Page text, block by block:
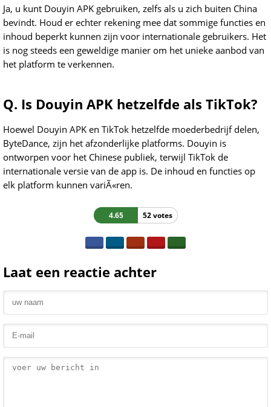
Ja, u kunt Douyin APK gebruiken, zelfs als u zich buiten China
bevindt. Houd er echter rekening mee dat sommige functies en
inhoud beperkt kunnen zijn voor internationale gebruikers. Het
is nog steeds een geweldige manier om het unieke aanbod van
het platform te verkennen.
Q. Is Douyin APK hetzelfde als TikTok?
Hoewel Douyin APK en TikTok hetzelfde moederbedrijf delen,
ByteDance, zijn het afzonderlijke platforms. Douyin is
ontworpen voor het Chinese publiek, terwijl TikTok de
internationale versie van de app is. De inhoud en functies op
elk platform kunnen variÃ«ren.
4.65 52 votes
Laat een reactie achter